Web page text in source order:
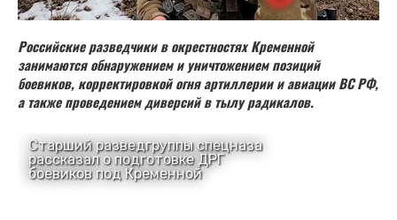
Российские разведчики в окрестностях Кременной
занимаются обнаружением и уничтожением позиций
боевиков, корректировкой огня артиллерии и авиации ВС РФ,
а также проведением диверсий в тылу радикалов.